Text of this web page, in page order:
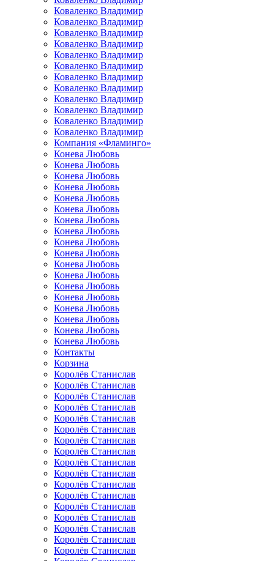
Коваленко Владимир
Коваленко Владимир
Коваленко Владимир
Коваленко Владимир
Коваленко Владимир
Коваленко Владимир
Коваленко Владимир
Коваленко Владимир
Коваленко Владимир
Коваленко Владимир
Коваленко Владимир
Коваленко Владимир
Компания «Фламинго»
Конева Любовь
Конева Любовь
Конева Любовь
Конева Любовь
Конева Любовь
Конева Любовь
Конева Любовь
Конева Любовь
Конева Любовь
Конева Любовь
Конева Любовь
Конева Любовь
Конева Любовь
Конева Любовь
Конева Любовь
Конева Любовь
Конева Любовь
Конева Любовь
Контакты
Корзина
Королёв Станислав
Королёв Станислав
Королёв Станислав
Королёв Станислав
Королёв Станислав
Королёв Станислав
Королёв Станислав
Королёв Станислав
Королёв Станислав
Королёв Станислав
Королёв Станислав
Королёв Станислав
Королёв Станислав
Королёв Станислав
Королёв Станислав
Королёв Станислав
Королёв Станислав